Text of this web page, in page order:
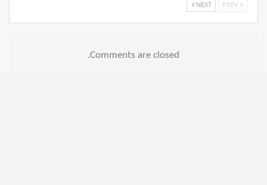
NEXT
Comments are closed.